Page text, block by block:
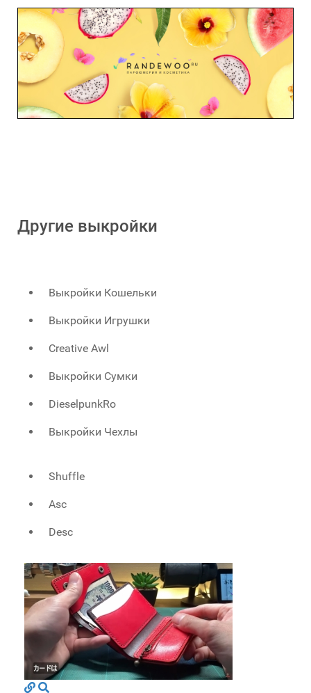
Другие выкройки
Выкройки Кошельки
Выкройки Игрушки
Creative Awl
Выкройки Сумки
DieselpunkRo
Выкройки Чехлы
Shuffle
Asc
Desc